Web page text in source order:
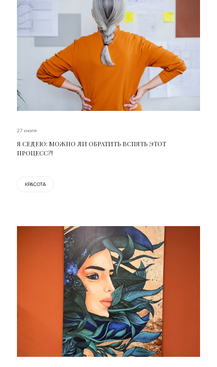
27 июля
Я СЕДЕЮ: МОЖНО ЛИ ОБРАТИТЬ ВСПЯТЬ ЭТОТ
ПРОЦЕСС?!
КРАСОТА